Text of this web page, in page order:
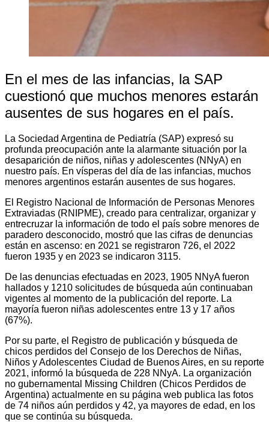
En el mes de las infancias, la SAP
cuestionó que muchos menores estarán
ausentes de sus hogares en el país.
La Sociedad Argentina de Pediatría (SAP) expresó su
profunda preocupación ante la alarmante situación por la
desaparición de niños, niñas y adolescentes (NNyA) en
nuestro país. En vísperas del día de las infancias, muchos
menores argentinos estarán ausentes de sus hogares.
El Registro Nacional de Información de Personas Menores
Extraviadas (RNIPME), creado para centralizar, organizar y
entrecruzar la información de todo el país sobre menores de
paradero desconocido, mostró que las cifras de denuncias
están en ascenso: en 2021 se registraron 726, el 2022
fueron 1935 y en 2023 se indicaron 3115.
De las denuncias efectuadas en 2023, 1905 NNyA fueron
hallados y 1210 solicitudes de búsqueda aún continuaban
vigentes al momento de la publicación del reporte. La
mayoría fueron niñas adolescentes entre 13 y 17 años
(67%).
Por su parte, el Registro de publicación y búsqueda de
chicos perdidos del Consejo de los Derechos de Niñas,
Niños y Adolescentes Ciudad de Buenos Aires, en su reporte
2021, informó la búsqueda de 228 NNyA. La organización
no gubernamental Missing Children (Chicos Perdidos de
Argentina) actualmente en su página web publica las fotos
de 74 niños aún perdidos y 42, ya mayores de edad, en los
que se continúa su búsqueda.